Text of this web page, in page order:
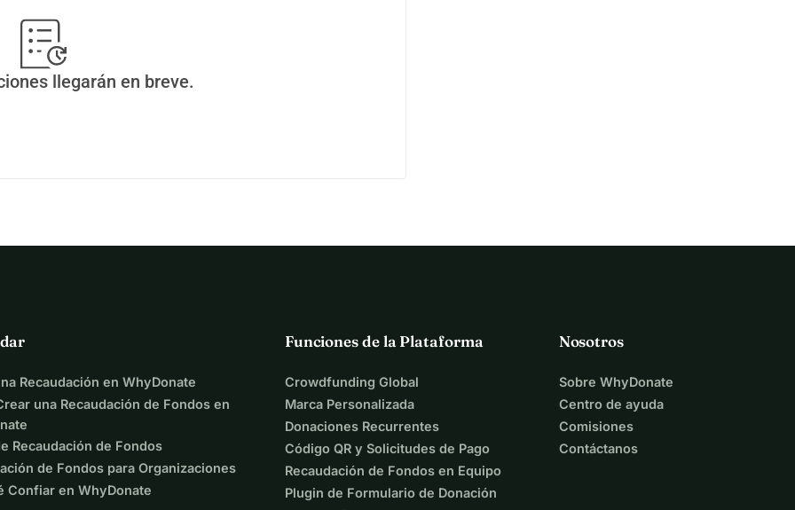
llegarán en breve.
Recaudación en WhyDonate
una Recaudación de Fondos en
Recaudación de Fondos
de Fondos para Organizaciones
Confiar en WhyDonate
Funciones de la Plataforma
Crowdfunding Global
Marca Personalizada
Donaciones Recurrentes
Código QR y Solicitudes de Pago
Recaudación de Fondos en Equipo
Plugin de Formulario de Donación
Nosotros
Sobre WhyDonate
Centro de ayuda
Comisiones
Contáctanos